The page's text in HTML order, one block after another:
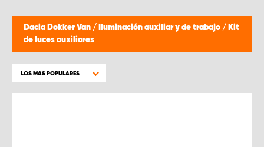
Dacia Dokker Van / Iluminación auxiliar y de trabajo / Kit
de luces auxiliares
LOS MAS POPULARES